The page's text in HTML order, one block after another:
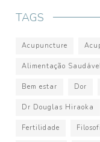
TAGS
Acupuncture
Alimentação
Bem estar Dor
Dr Douglas Hiraoka
Fertilidade